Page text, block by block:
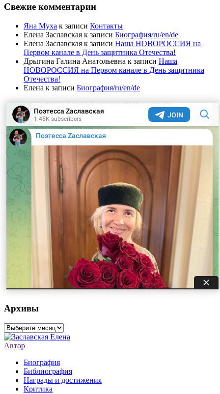
Свежие комментарии
Яна Муха к записи Контакты
Елена Заславская к записи Биография/ru/en/de
Елена Заславская к записи Наша НОВОРОССИЯ на
Первом канале в День защитника Отечества!
Дрыгина Галина Анатольевна к записи Наша
НОВОРОССИЯ на Первом канале в День защитника
Отечества!
Елена к записи Биография/ru/en/de
Архивы
Архивы
Автор
Биография
Библиография
Награды и достижения
Критика